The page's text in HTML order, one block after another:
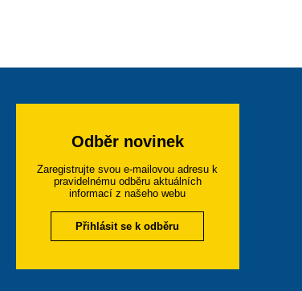
Odběr novinek
Zaregistrujte svou e-mailovou adresu k
pravidelnému odběru aktuálních
informací z našeho webu
Přihlásit se k odběru